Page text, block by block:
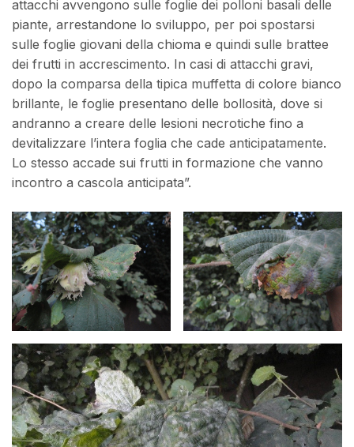
attacchi avvengono sulle foglie dei polloni basali delle
piante, arrestandone lo sviluppo, per poi spostarsi
sulle foglie giovani della chioma e quindi sulle brattee
dei frutti in accrescimento. In casi di attacchi gravi,
dopo la comparsa della tipica muffetta di colore bianco
brillante, le foglie presentano delle bollosità, dove si
andranno a creare delle lesioni necrotiche fino a
devitalizzare l’intera foglia che cade anticipatamente.
Lo stesso accade sui frutti in formazione che vanno
incontro a cascola anticipata”.